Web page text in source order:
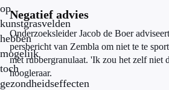
op
kunstgrasvelden
hebben
mogelijk
toch
gezondheidseffecten
Negatief advies
Onderzoeksleider Jacob de Boer
persbericht van Zembla om niet te te
met rubbergranulaat. 'Ik zou het zelf niet
hoogleraar.